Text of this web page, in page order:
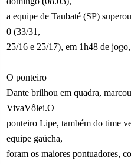
a equipe de Taubaté (SP)
0 (33/31,
25/16 e 25/17), em 1h48 de
O ponteiro
Dante brilhou em quadra,
VivaVôlei.O
ponteiro Lipe, também do time
equipe gaúcha,
foram os maiores pontuadores,